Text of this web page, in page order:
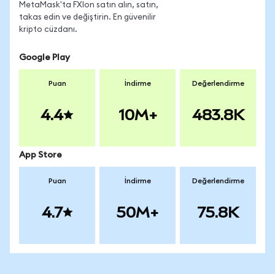
MetaMask'ta FXIon satın alın, satın,
takas edin ve değiştirin. En güvenilir
kripto cüzdanı.
Google Play
Puan
4.4
İndirme
10M+
Değerlendirme
483.8K
App Store
Puan
4.7
İndirme
50M+
Değerlendirme
75.8K